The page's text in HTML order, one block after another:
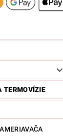
TERMOVÍZIE